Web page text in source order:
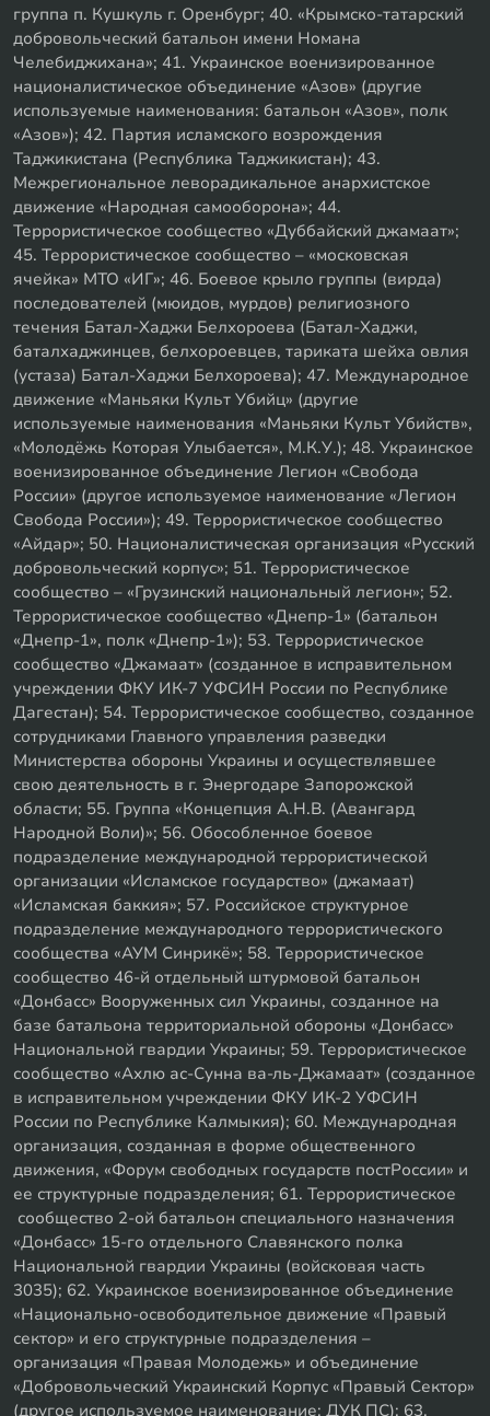
группа п. Кушкуль г. Оренбург; 40. «Крымско-татарский
добровольческий батальон имени Номана
Челебиджихана»; 41. Украинское военизированное
националистическое объединение «Азов» (другие
используемые наименования: батальон «Азов», полк
«Азов»); 42. Партия исламского возрождения
Таджикистана (Республика Таджикистан); 43.
Межрегиональное леворадикальное анархистское
движение «Народная самооборона»; 44.
Террористическое сообщество «Дуббайский джамаат»;
45. Террористическое сообщество – «московская
ячейка» МТО «ИГ»; 46. Боевое крыло группы (вирда)
последователей (мюидов, мурдов) религиозного
течения Батал-Хаджи Белхороева (Батал-Хаджи,
баталхаджинцев, белхороевцев, тариката шейха овлия
(устаза) Батал-Хаджи Белхороева); 47. Международное
движение «Маньяки Культ Убийц» (другие
используемые наименования «Маньяки Культ Убийств»,
«Молодёжь Которая Улыбается», М.К.У.); 48. Украинское
военизированное объединение Легион «Свобода
России» (другое используемое наименование «Легион
Свобода России»); 49. Террористическое сообщество
«Айдар»; 50. Националистическая организация «Русский
добровольческий корпус»; 51. Террористическое
сообщество – «Грузинский национальный легион»; 52.
Террористическое сообщество «Днепр-1» (батальон
«Днепр-1», полк «Днепр-1»); 53. Террористическое
сообщество «Джамаат» (созданное в исправительном
учреждении ФКУ ИК-7 УФСИН России по Республике
Дагестан); 54. Террористическое сообщество, созданное
сотрудниками Главного управления разведки
Министерства обороны Украины и осуществлявшее
свою деятельность в г. Энергодаре Запорожской
области; 55. Группа «Концепция А.Н.В. (Авангард
Народной Воли)»; 56. Обособленное боевое
подразделение международной террористической
организации «Исламское государство» (джамаат)
«Исламская баккия»; 57. Российское структурное
подразделение международного террористического
сообщества «АУМ Синрикё»; 58. Террористическое
сообщество 46-й отдельный штурмовой батальон
«Донбасс» Вооруженных сил Украины, созданное на
базе батальона территориальной обороны «Донбасс»
Национальной гвардии Украины; 59. Террористическое
сообщество «Ахлю ас-Сунна ва-ль-Джамаат» (созданное
в исправительном учреждении ФКУ ИК-2 УФСИН
России по Республике Калмыкия); 60. Международная
организация, созданная в форме общественного
движения, «Форум свободных государств постРоссии» и
ее структурные подразделения; 61. Террористическое
сообщество 2-ой батальон специального назначения
«Донбасс» 15-го отдельного Славянского полка
Национальной гвардии Украины (войсковая часть
3035); 62. Украинское военизированное объединение
«Национально-освободительное движение «Правый
сектор» и его структурные подразделения –
организация «Правая Молодежь» и объединение
«Добровольческий Украинский Корпус «Правый Сектор»
(другое используемое наименование: ДУК ПС); 63.